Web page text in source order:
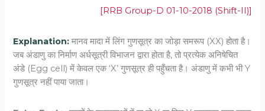
[RRB Group-D 01-10-2018 (Shift-II)]
Explanation: मानव मादा में लिंग गुणसूत्र का जोड़ा समरूप (XX) होता है।
जब अंडाणु का निर्माण अर्धसूत्री विभाजन द्वारा होता है, तो प्रत्येक अनिषेचित
अंडे (Egg cell) में केवल एक ‘X’ गुणसूत्र ही पहुँचता है। अंडाणु में कभी भी Y
गुणसूत्र नहीं पाया जाता।